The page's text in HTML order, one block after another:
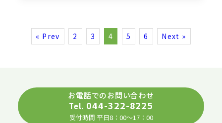
« Prev 2 3 4 5 6 Next »
お電話でのお問い合わせ
Tel. 044-322-8225
受付時間 平日8：00～17：00